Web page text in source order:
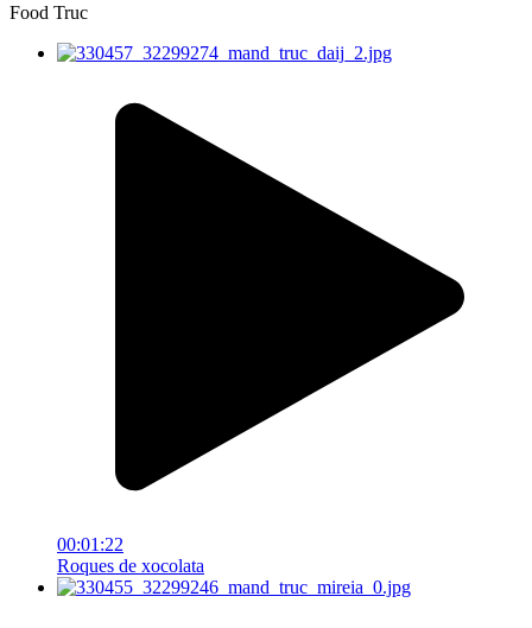
Food Truc
00:01:22
Roques de xocolata